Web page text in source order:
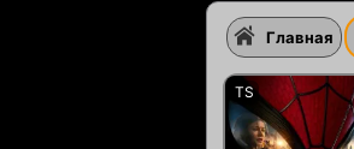
Главная